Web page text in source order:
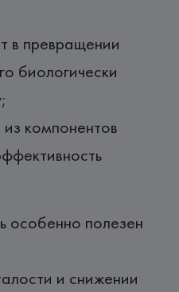
в превращении
биологически
компонентов
особенно полезен
и снижении